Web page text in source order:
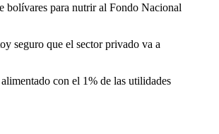
bolívares para nutrir al Fondo Nacional
seguro que el sector privado va a
con el 1% de las utilidades